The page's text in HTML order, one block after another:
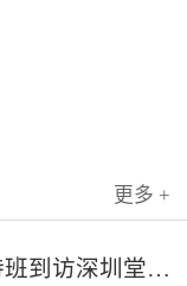
更多 +
广州慈恩堂诗班到访深圳堂、和平堂